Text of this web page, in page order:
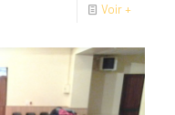
Voir +